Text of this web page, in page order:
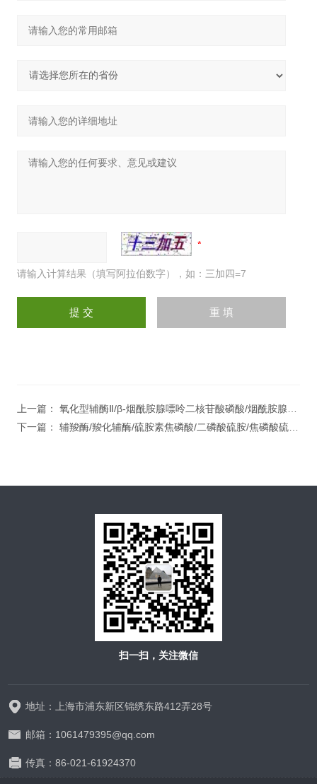
请输入计算结果（填写阿拉伯数字），如：三加四=7
上一篇： 氧化型辅酶Ⅱ/β-烟酰胺腺嘌呤二核苷酸磷酸/烟酰胺腺嘌呤双核苷酸磷酸盐
下一篇： 辅羧酶/羧化辅酶/硫胺素焦磷酸/二磷酸硫胺/焦磷酸硫胺素/脱羧辅酶
扫一扫，关注微信
地址：上海市浦东新区锦绣东路412弄28号
邮箱：1061479395@qq.com
传真：86-021-61924370